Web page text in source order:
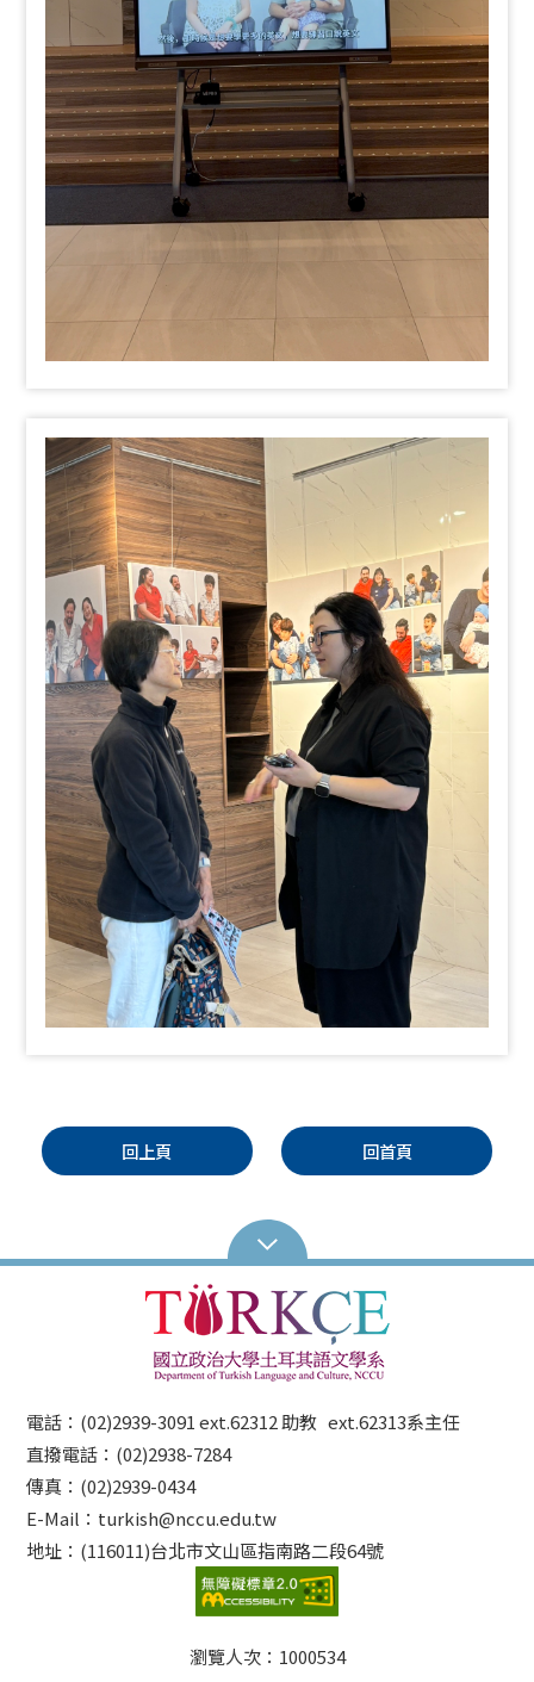
回上頁 回首頁
電話：(02)2939-3091 ext.62312 助教 ext.62313系主任
直撥電話：(02)2938-7284
傳真：(02)2939-0434
E-Mail：turkish@nccu.edu.tw
地址：(116011)台北市文山區指南路二段64號
瀏覽人次： 1000534